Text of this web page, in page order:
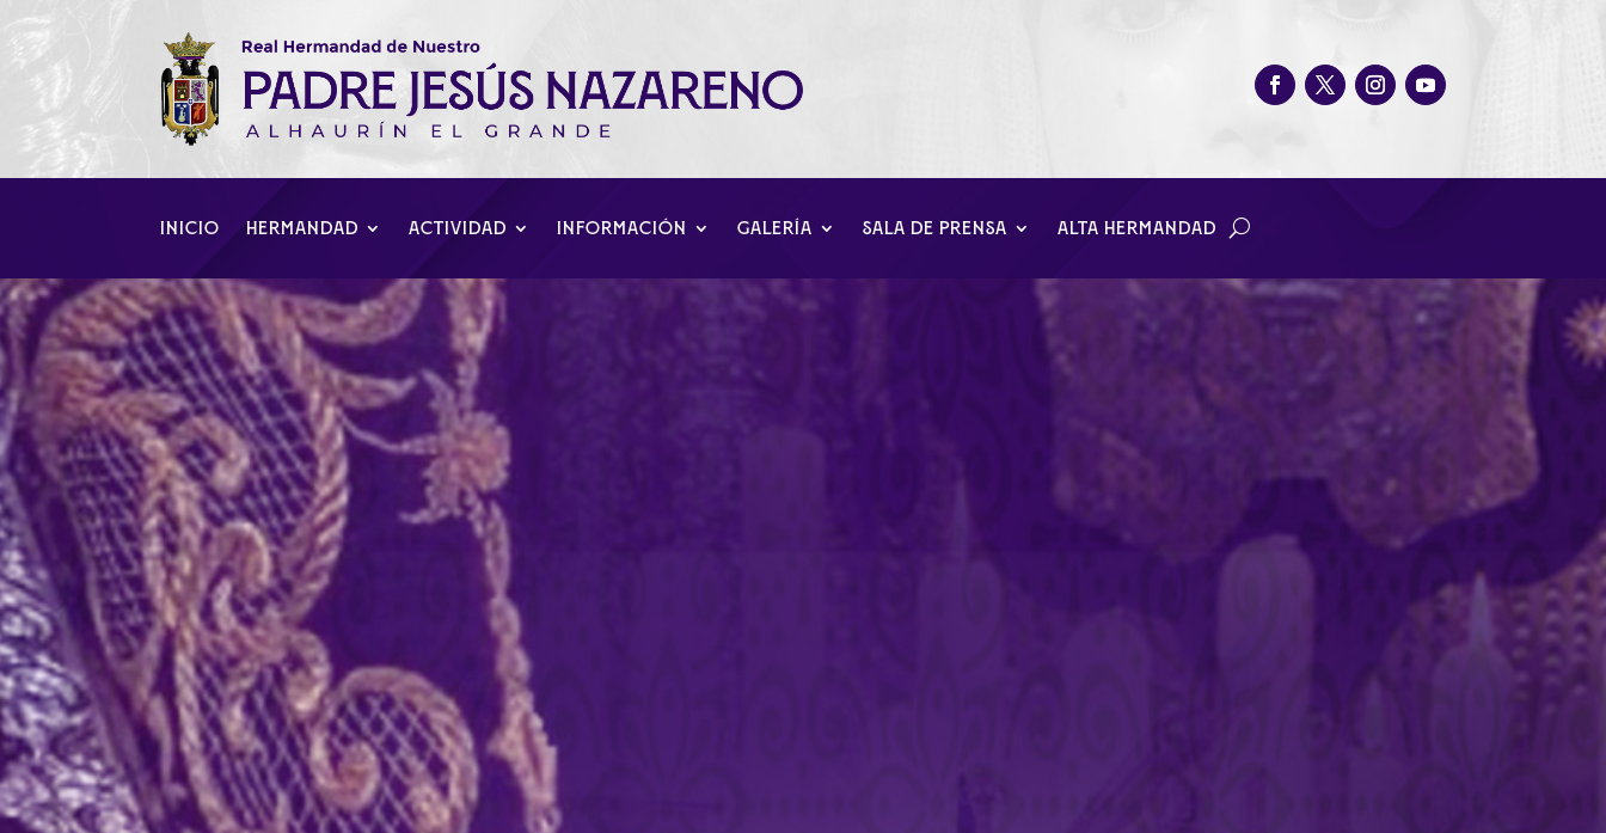
INICIO HERMANDAD ACTIVIDAD INFORMACIÓN GALERÍA SALA DE PRENSA ALTA HERMANDAD
Viernes Santo: Alhaurín se ilumina con Tu Luz, dejando
atrás la oscuridad